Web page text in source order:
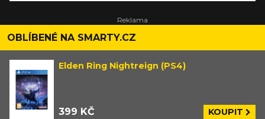
OBLÍBENÉ NA SMARTY.CZ
Elden Ring Nightreign (PS4)
399 KČ KOUPIT